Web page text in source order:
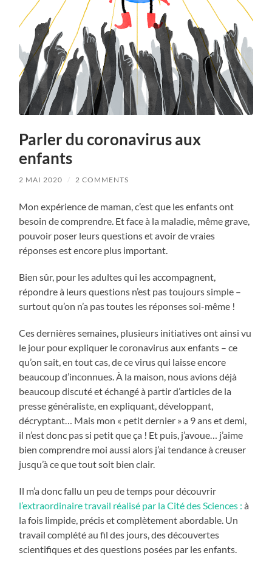
Parler du coronavirus aux
enfants
2 MAI 2020 / 2 COMMENTS
Mon expérience de maman, c’est que les enfants ont
besoin de comprendre. Et face à la maladie, même grave,
pouvoir poser leurs questions et avoir de vraies
réponses est encore plus important.
Bien sûr, pour les adultes qui les accompagnent,
répondre à leurs questions n’est pas toujours simple –
surtout qu’on n’a pas toutes les réponses soi-même !
Ces dernières semaines, plusieurs initiatives ont ainsi vu
le jour pour expliquer le coronavirus aux enfants – ce
qu’on sait, en tout cas, de ce virus qui laisse encore
beaucoup d’inconnues. À la maison, nous avions déjà
beaucoup discuté et échangé à partir d’articles de la
presse généraliste, en expliquant, développant,
décryptant… Mais mon « petit dernier » a 9 ans et demi,
il n’est donc pas si petit que ça ! Et puis, j’avoue… j’aime
bien comprendre moi aussi alors j’ai tendance à creuser
jusqu’à ce que tout soit bien clair.
Il m’a donc fallu un peu de temps pour découvrir
l’extraordinaire travail réalisé par la Cité des Sciences : à
la fois limpide, précis et complètement abordable. Un
travail complété au fil des jours, des découvertes
scientifiques et des questions posées par les enfants.